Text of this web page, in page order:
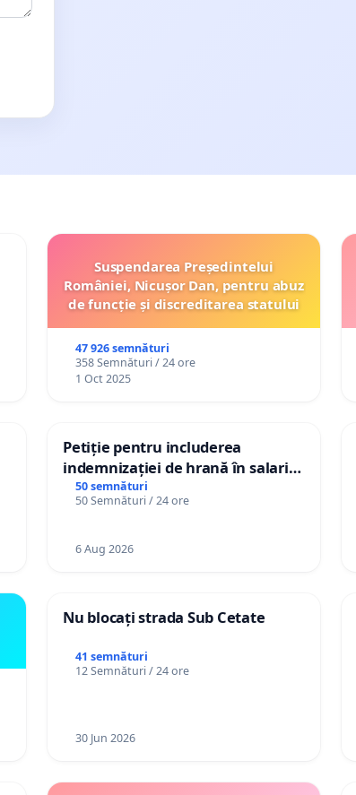
Suspendarea Președintelui
României, Nicușor Dan, pentru abuz
de funcție și discreditarea statului
47 926 semnături
358 Semnături / 24 ore
1 Oct 2025
Petiție pentru includerea
indemnizației de hrană în salariul
de bază și protejarea gradațiilor
de vechime pentru asistenții
50 semnături
50 Semnături / 24 ore
6 Aug 2026
Nu blocați strada Sub Cetate
41 semnături
12 Semnături / 24 ore
30 Jun 2026